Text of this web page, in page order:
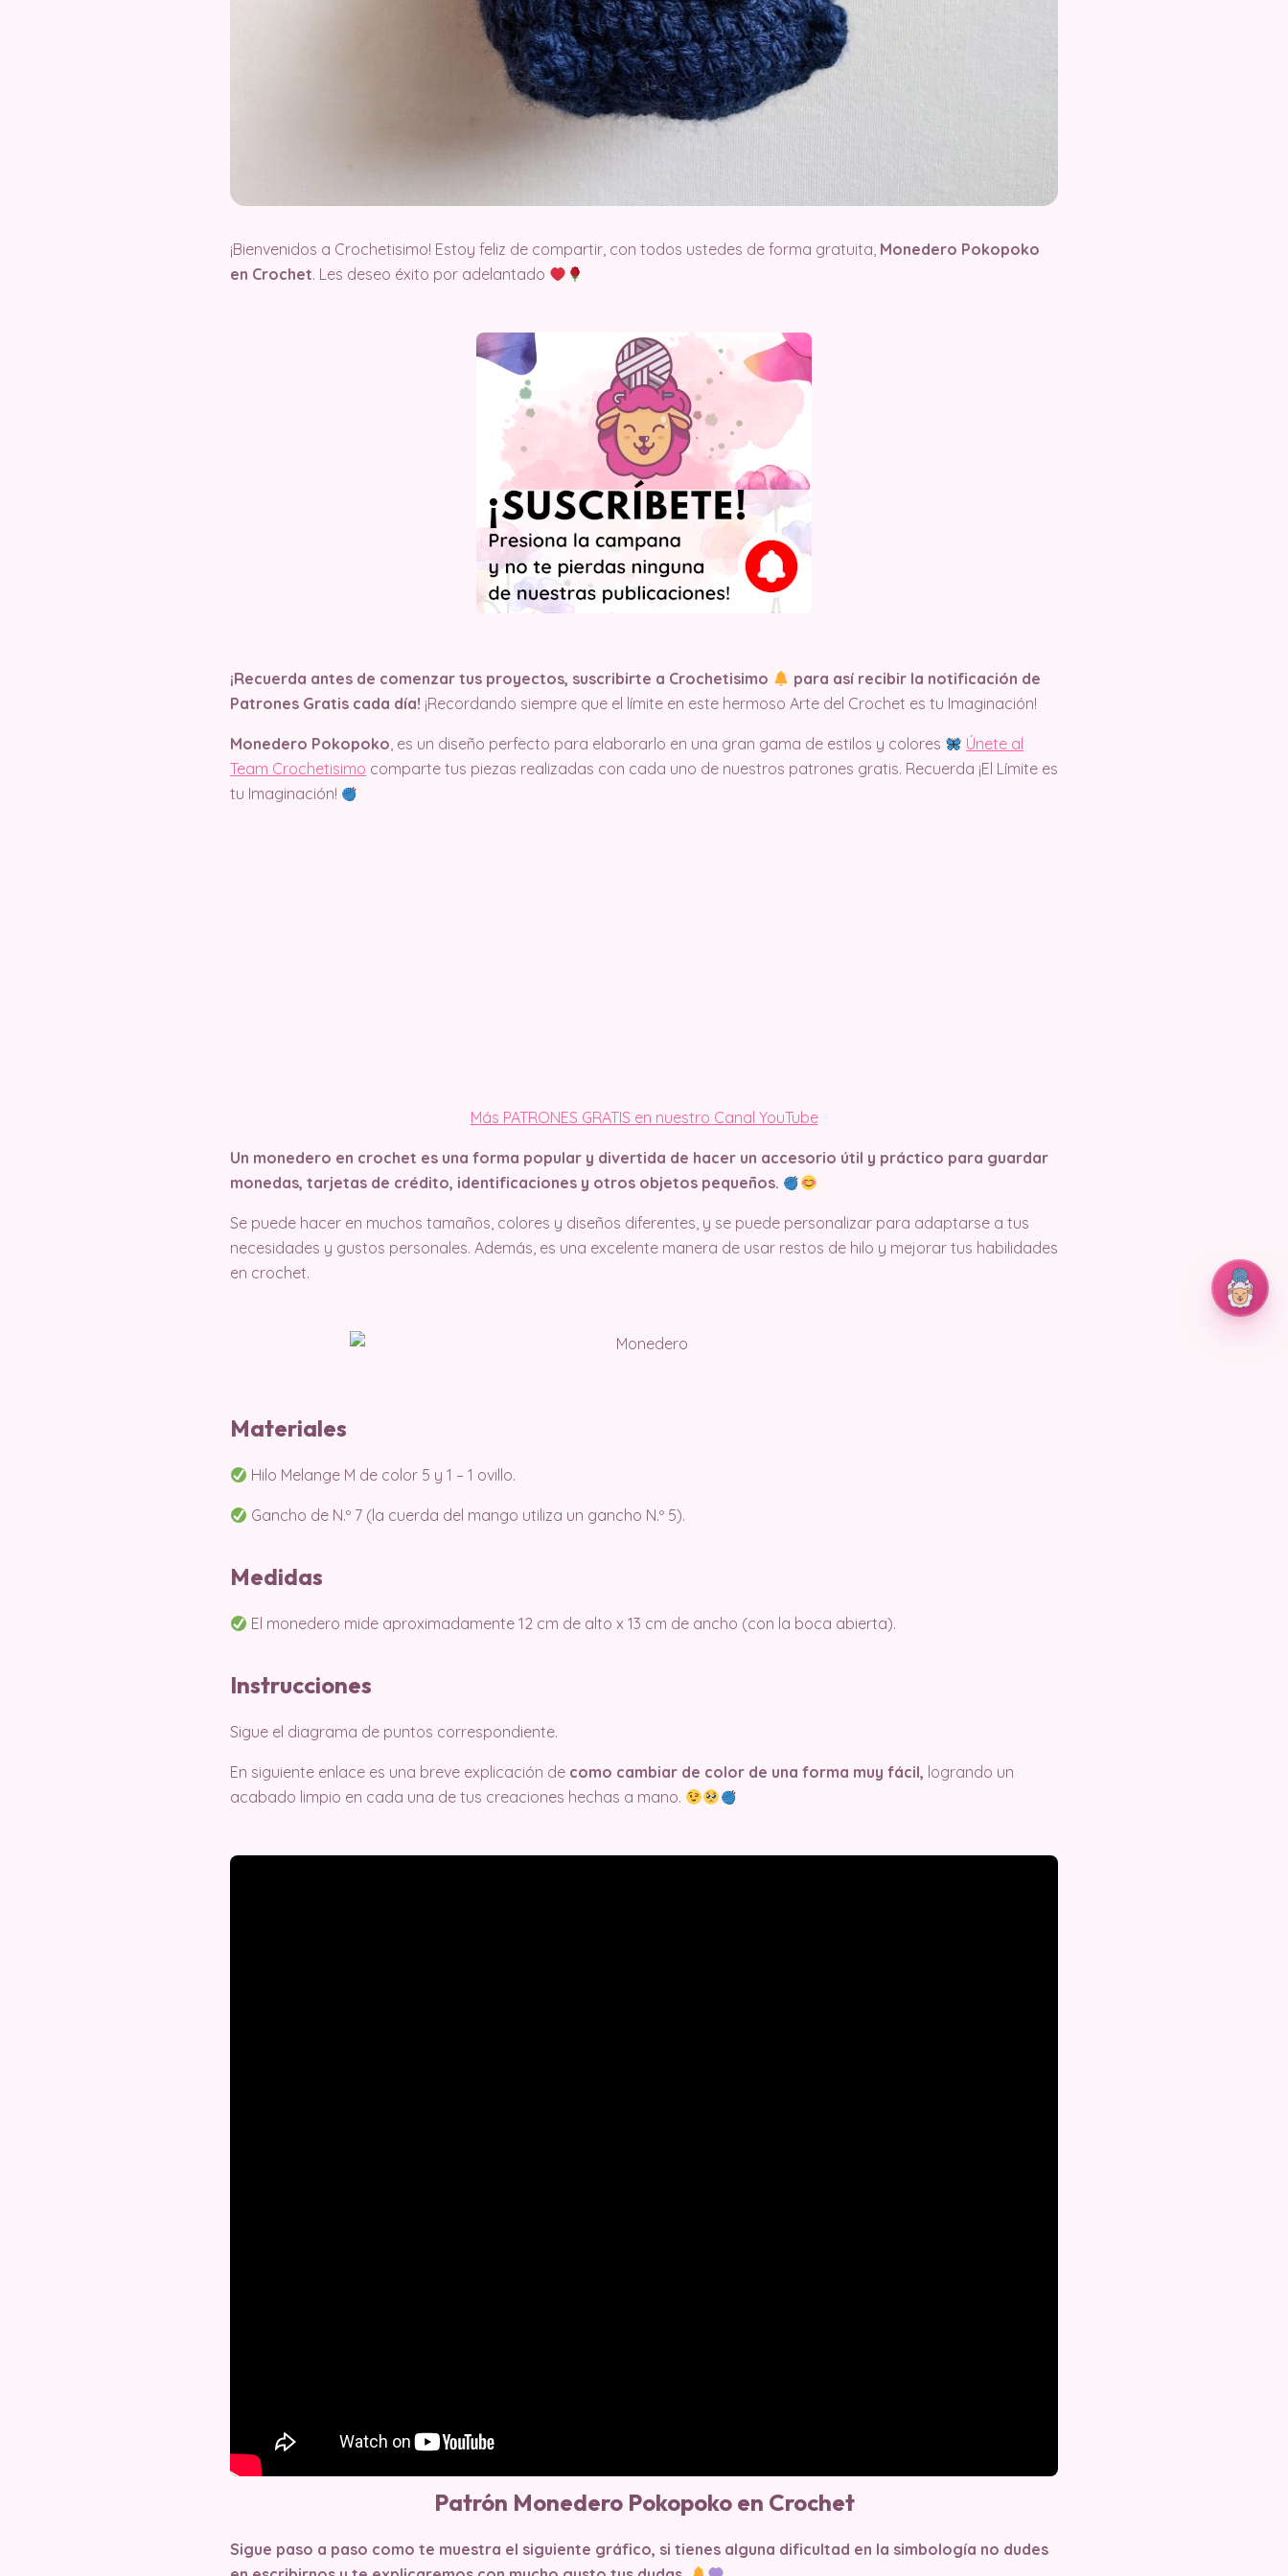
¡Bienvenidos a Crochetisimo! Estoy feliz de compartir, con todos ustedes de forma gratuita, Monedero Pokopoko
en Crochet. Les deseo éxito por adelantado
¡Recuerda antes de comenzar tus proyectos, suscribirte a Crochetisimo
para así recibir la notificación de
Patrones Gratis cada día! ¡Recordando siempre que el límite en este hermoso Arte del Crochet es tu Imaginación!
Monedero Pokopoko, es un diseño perfecto para elaborarlo en una gran gama de estilos y colores
Únete al
Team Crochetisimo comparte tus piezas realizadas con cada uno de nuestros patrones gratis. Recuerda ¡El Límite es
tu Imaginación!
Más PATRONES GRATIS en nuestro Canal YouTube
Un monedero en crochet es una forma popular y divertida de hacer un accesorio útil y práctico para guardar
monedas, tarjetas de crédito, identificaciones y otros objetos pequeños.
Se puede hacer en muchos tamaños, colores y diseños diferentes, y se puede personalizar para adaptarse a tus
necesidades y gustos personales. Además, es una excelente manera de usar restos de hilo y mejorar tus habilidades
en crochet.
Materiales
Hilo Melange M de color 5 y 1 – 1 ovillo.
Gancho de N.º 7 (la cuerda del mango utiliza un gancho N.º 5).
Medidas
El monedero mide aproximadamente 12 cm de alto x 13 cm de ancho (con la boca abierta).
Instrucciones
Sigue el diagrama de puntos correspondiente.
En siguiente enlace es una breve explicación de como cambiar de color de una forma muy fácil, logrando un
acabado limpio en cada una de tus creaciones hechas a mano.
Patrón Monedero Pokopoko en Crochet
Sigue paso a paso como te muestra el siguiente gráfico, si tienes alguna dificultad en la simbología no dudes